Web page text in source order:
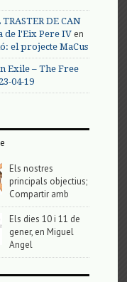
DE CAN
de l'Eix Pere IV en
el projecte MaCus
Exile – The Free
04-19
Els nostres
principals objectius;
Compartir amb
Els dies 10 i 11 de
gener, en Miguel
Angel